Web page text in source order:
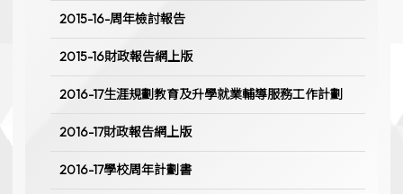
2015-16-周年檢討報告
2015-16財政報告網上版
2016-17生涯規劃教育及升學就業輔導服務工作計劃
2016-17財政報告網上版
2016-17學校周年計劃書